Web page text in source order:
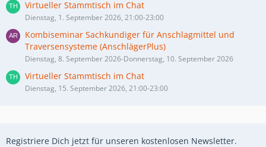
Virtueller Stammtisch im Chat
Dienstag, 1. September 2026, 21:00-23:00
Kombiseminar Sachkundiger für Anschlagmittel und
Traversensysteme (AnschlägerPlus)
Dienstag, 8. September 2026-Donnerstag, 10. September 2026
Virtueller Stammtisch im Chat
Dienstag, 15. September 2026, 21:00-23:00
Registriere Dich jetzt für unseren kostenlosen Newsletter.